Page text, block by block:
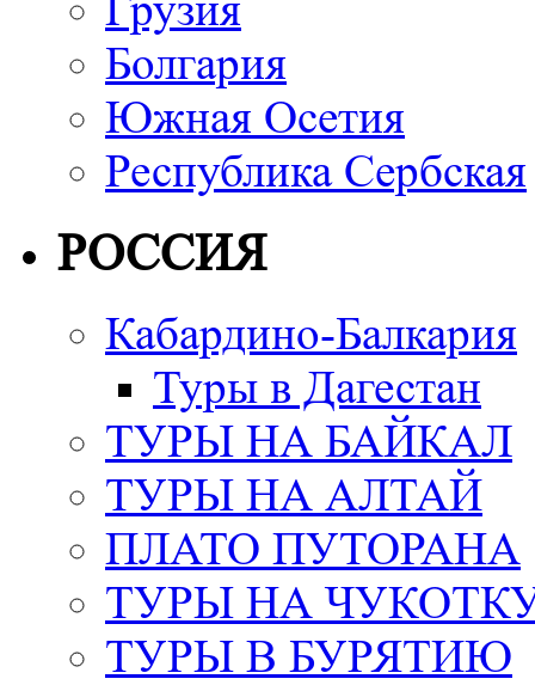
Болгария
Южная Осетия
Республика Сербская
РОССИЯ
Кабардино-Балкария
Туры в Дагестан
ТУРЫ НА БАЙКАЛ
ТУРЫ НА АЛТАЙ
ПЛАТО ПУТОРАНА
ТУРЫ НА
ТУРЫ В БУРЯТИЮ